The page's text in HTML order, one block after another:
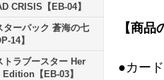
CRISIS【EB-04】
ターパック 蒼海の七
14】
トラブースター Her
【EB-03】
【商品
●カー